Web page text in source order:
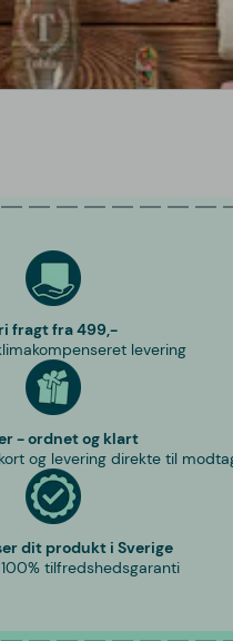
fragt fra 499,-
levering
- ordnet og klart
og levering direkte til
dit produkt i Sverige
tilfredshedsgaranti